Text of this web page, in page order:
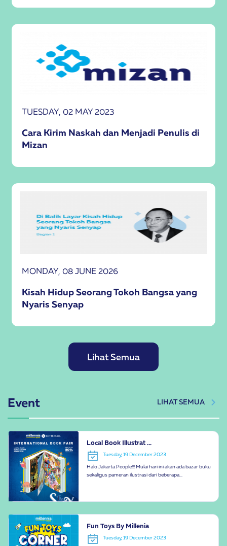
TUESDAY, 02 MAY 2023
Cara Kirim Naskah dan Menjadi Penulis di
Mizan
MONDAY, 08 JUNE 2026
Kisah Hidup Seorang Tokoh Bangsa yang
Nyaris Senyap
Lihat Semua
Event LIHAT SEMUA
Local Book Illustrat ...
Tuesday, 19 December 2023
Halo Jakarta People!!! Mulai hari ini akan ada bazar buku
sekaligus pameran ilustrasi dari beberapa...
Fun Toys By Millenia
Tuesday, 19 December 2023